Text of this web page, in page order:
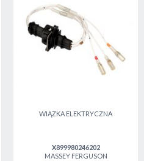
WIĄZKA ELEKTRYCZNA
X899980246202
MASSEY FERGUSON